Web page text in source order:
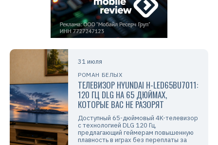
31 июля
РОМАН БЕЛЫХ
ТЕЛЕВИЗОР HYUNDAI H-LED65BU7011:
120 ГЦ DLG НА 65 ДЮЙМАХ,
КОТОРЫЕ ВАС НЕ РАЗОРЯТ
Доступный 65-дюймовый 4K-телевизор
с технологией DLG 120 Гц,
предлагающий геймерам повышенную
плавность в играх без переплаты за